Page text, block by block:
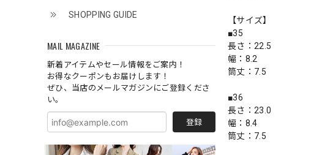
SHOPPING GUIDE
MAIL MAGAZINE
新着アイテムやセール情報をご案内！
お得なクーポンもお届けします！
ぜひ、当店のメールマガジンにご登録くださ
い。
登録
【サイズ】
■35
長さ：22.5
幅：8.2
筒丈：7.5
■36
長さ：23.0
幅：8.4
筒丈：7.5